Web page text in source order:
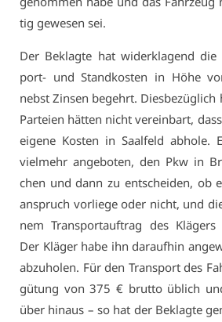
tig ge­we­sen sei.
Der Be­klag­te hat wi­der­kla­gend
port- und Stand­kos­ten in Hö­he
nebst Zin­sen be­gehrt.
Par­tei­en hät­ten nicht ver­ein­bart,
ei­ge­ne Kos­ten in Saal­feld ab­ho­le.
viel­mehr an­ge­bo­ten, den Pkw in
chen und dann zu ent­schei­den, ob
an­spruch vor­lie­ge oder nicht, und
nem Trans­port­auf­trag des
Der Klä­ger ha­be ihn dar­auf­hin
ab­zu­ho­len. Für den Trans­port des
gü­tung von 375 € brut­to üb­lich
über hin­aus – so hat der Be­klag­te